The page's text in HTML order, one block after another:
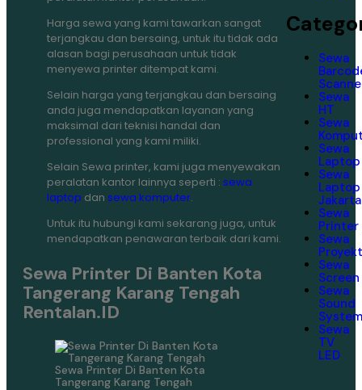
Harga sewa yang kami tawarkan sangat
terjangkau dan bersaing, untuk itu tidak ada
alasan bagi perusahaan untuk tidak
menyewa printer ditempat kami.
Selain harga yang terjangkau dan bersaing
anda juga mendapatkan layanan yang
maksimal dari teknisi handal dan
professional yang kami miliki.
Selain Sewa printer, kami juga menyewakan
peralatan kantor lainnya seperti : sewa
laptop dan sewa komputer.
Untuk itu hubungi kami sekarang juga, untuk
mendapatkan penawaran terbaik dari kami.
Sewa Printer Di Banten Kota
Tangerang Karang Tengah
Rentalan.ID
Sewa Printer Di Banten Kota
Tangerang Karang Tengah
Sewa
Sewa
HT
Sewa
Sewa
Laptop
Sewa
Laptop
Jakarta
Sewa
Printer
Sewa
Sewa
Screen
Sewa
Sound
System
Sewa
TV
LED